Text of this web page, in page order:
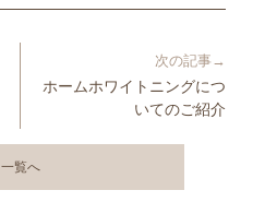
次の記事→
ホームホワイトニングにつ
いてのご紹介
一覧へ